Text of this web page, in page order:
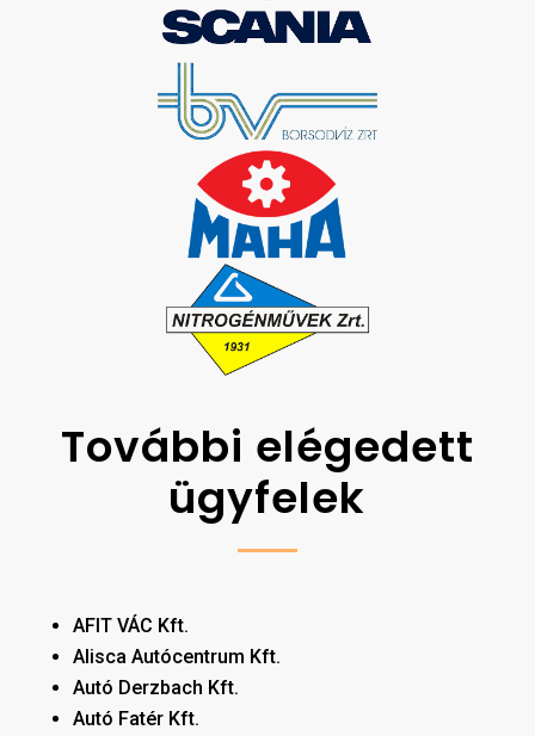
További elégedett
ügyfelek
AFIT VÁC Kft.
Alisca Autócentrum Kft.
Autó Derzbach Kft.
Autó Fatér Kft.